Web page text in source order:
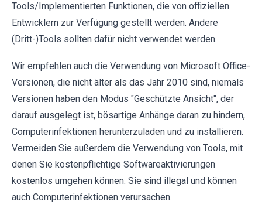
Tools/Implementierten Funktionen, die von offiziellen
Entwicklern zur Verfügung gestellt werden. Andere
(Dritt-)Tools sollten dafür nicht verwendet werden.
Wir empfehlen auch die Verwendung von Microsoft Office-
Versionen, die nicht älter als das Jahr 2010 sind, niemals
Versionen haben den Modus "Geschützte Ansicht", der
darauf ausgelegt ist, bösartige Anhänge daran zu hindern,
Computerinfektionen herunterzuladen und zu installieren.
Vermeiden Sie außerdem die Verwendung von Tools, mit
denen Sie kostenpflichtige Softwareaktivierungen
kostenlos umgehen können: Sie sind illegal und können
auch Computerinfektionen verursachen.